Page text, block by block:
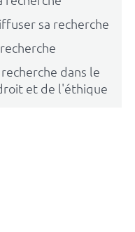
sa recherche
dans le
et de l'éthique